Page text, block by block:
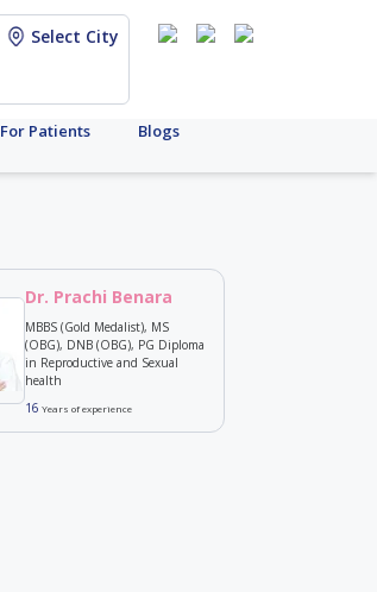
Select City
For Patients Blogs
Dr. Prachi Benara
MBBS (Gold Medalist), MS
(OBG), DNB (OBG), PG Diploma
in Reproductive and Sexual
health
16 Years of experience